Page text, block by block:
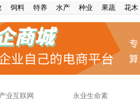
饲料 特养 水产 种业 果蔬 花木
产业互联网 永业生命素